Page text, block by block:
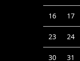
16 17
23 24
30 31